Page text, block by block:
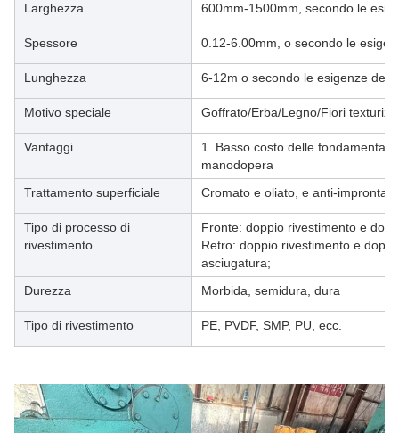
Larghezza 600mm-1500mm, secondo le
Spessore 0.12-6.00mm, o secondo le
Lunghezza 6-12m o secondo le esigenze del
Motivo speciale Goffrato/Erba/Legno/Fiori
Vantaggi
1. Basso costo delle fondamenta
manodopera
Trattamento superficiale
Cromato e oliato, e anti-impronta
Tipo di processo di
rivestimento
Fronte: doppio rivestimento e
Retro: doppio rivestimento e
asciugatura;
Durezza
Morbida, semidura, dura
Tipo di rivestimento PE, PVDF, SMP, PU, ecc.